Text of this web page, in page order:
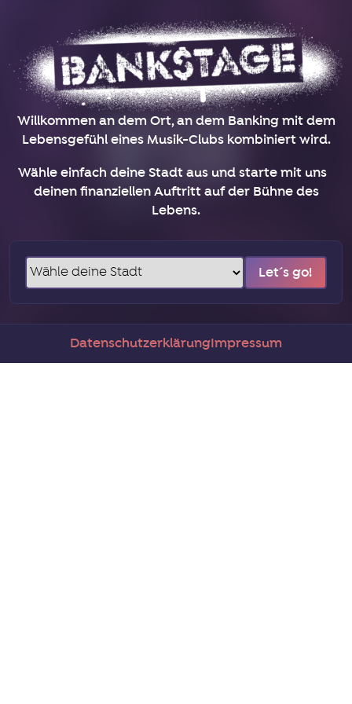
Willkommen an dem Ort, an dem Banking mit dem
Lebensgefühl eines Musik-Clubs kombiniert wird.
Wähle einfach deine Stadt aus und starte mit uns
deinen finanziellen Auftritt auf der Bühne des
Lebens.
Let´s go!
DatenschutzerklärungImpressum